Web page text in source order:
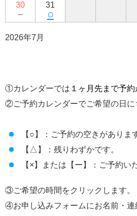
30
－
31
○
2026年7月
①カレンダーでは １ヶ月先まで予
②ご予約カレンダーでご希望の日に
【○】：ご予約の空きがありま
【△】：残りわずかです。
【×】または【ー】：ご予約い
③ご希望の時間をクリックします。
④お申し込みフォームにお名前・連